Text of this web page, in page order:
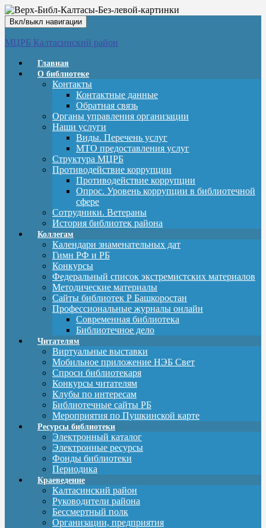
Вкл/выкл навигации
МЦРБ Калтасинский район
Главная
О библиотеке
Контакты
Контактные данные
Обратная связь
Органы управления организации
Наши услуги
Виды. Перечень услуг
МТО предоставления услуг
Структура МЦРБ
Противодействие коррупции
Противодействие коррупции
Опрос. Уровень коррупции в библиотечной
сфере
Сотрудники. Ветераны
История библиотек района
Коллегам
Календари знаменательных дат
Гимн РФ и РБ
Конкурсы
Федеральный список экстремистских материалов
Методические материалы
Сайты библиотек Р Башкоростан
Профессиональные журналы онлайн
Современная библиотека
Библиотечное дело
Читателям
Виртуальные выставки
Мобильное приложение НЭБ Свет
Спроси библиотекаря
Конкурсы читателям
Клубы по интересам
Библиотечные сайты РБ
Мероприятия по Пушкинской карте
Ресурсы библиотеки
Электронный каталог
Электронные ресурсы
Фонды библиотеки
Периодика
Краеведение
Калтасинский район
Руководители района
Бессмертный полк
Организации, предприятия